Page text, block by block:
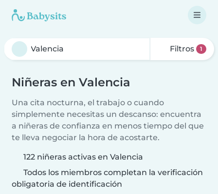
Filtros 1
Niñeras en Valencia
Una cita nocturna, el trabajo o cuando
simplemente necesitas un descanso: encuentra
a niñeras de confianza en menos tiempo del que
te lleva negociar la hora de acostarte.
122 niñeras activas en Valencia
Todos los miembros completan la verificación
obligatoria de identificación